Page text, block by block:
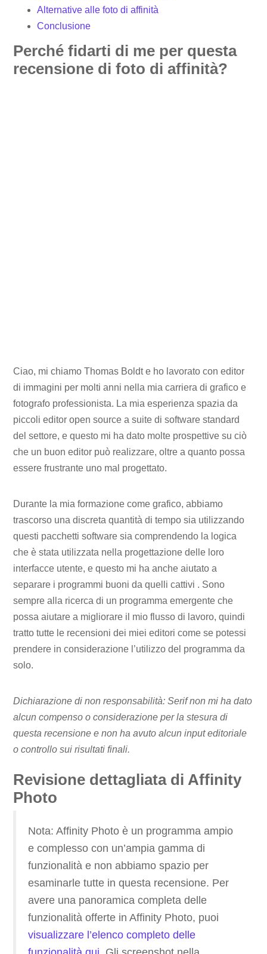
Alternative alle foto di affinità
Conclusione
Perché fidarti di me per questa
recensione di foto di affinità?
Ciao, mi chiamo Thomas Boldt e ho lavorato con editor
di immagini per molti anni nella mia carriera di grafico e
fotografo professionista. La mia esperienza spazia da
piccoli editor open source a suite di software standard
del settore, e questo mi ha dato molte prospettive su ciò
che un buon editor può realizzare, oltre a quanto possa
essere frustrante uno mal progettato.
Durante la mia formazione come grafico, abbiamo
trascorso una discreta quantità di tempo sia utilizzando
questi pacchetti software sia comprendendo la logica
che è stata utilizzata nella progettazione delle loro
interfacce utente, e questo mi ha anche aiutato a
separare i programmi buoni da quelli cattivi . Sono
sempre alla ricerca di un programma emergente che
possa aiutare a migliorare il mio flusso di lavoro, quindi
tratto tutte le recensioni dei miei editori come se potessi
prendere in considerazione l’utilizzo del programma da
solo.
Dichiarazione di non responsabilità: Serif non mi ha dato
alcun compenso o considerazione per la stesura di
questa recensione e non ha avuto alcun input editoriale
o controllo sui risultati finali.
Revisione dettagliata di Affinity
Photo
Nota: Affinity Photo è un programma ampio
e complesso con un’ampia gamma di
funzionalità e non abbiamo spazio per
esaminarle tutte in questa recensione. Per
avere una panoramica completa delle
funzionalità offerte in Affinity Photo, puoi
visualizzare l’elenco completo delle